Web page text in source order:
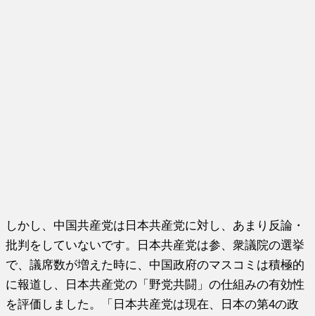
しかし、中国共産党は日本共産党に対し、あまり反論・
批判をしていないです。日本共産党は参、衆議院の選挙
で、議席数が増えた時に、中国政府のマスコミは積極的
に報道し、
日本共産党の「野党共闘」の仕組みの有効性
を評価しました。「 日本共産党は現在、日本の第4の政